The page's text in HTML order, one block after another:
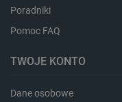
Poradniki
Pomoc FAQ
TWOJE KONTO
Dane osobowe